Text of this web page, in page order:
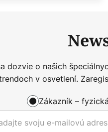
dozvie o našich
v osvetlení.
Zákazník –